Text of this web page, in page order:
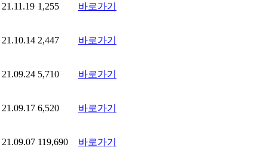
21.11.19 1,255 바로가기
21.10.14 2,447 바로가기
21.09.24 5,710 바로가기
21.09.17 6,520 바로가기
21.09.07 119,690 바로가기